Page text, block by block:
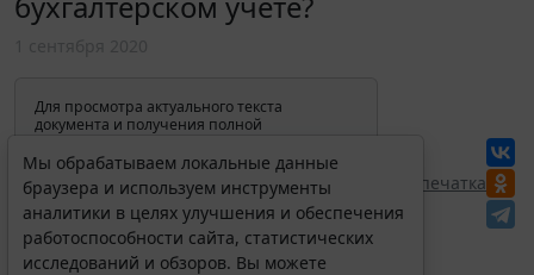
Для просмотра актуального текста
документа и получения полной
изменениях и порядке применения
документа, воспользуйтесь поиском в
Интернет-версии системы ГАРАНТ:
Перепечатка
Мы обрабатываем локальные данные
браузера и используем инструменты
аналитики в целях улучшения и обеспечения
работоспособности сайта, статистических
исследований и обзоров. Вы можете